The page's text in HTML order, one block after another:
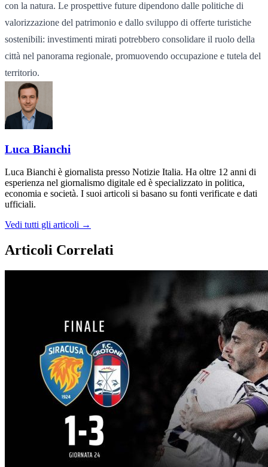
con la natura. Le prospettive future dipendono dalle politiche di
valorizzazione del patrimonio e dallo sviluppo di offerte turistiche
sostenibili: investimenti mirati potrebbero consolidare il ruolo della
città nel panorama regionale, promuovendo occupazione e tutela del
territorio.
Luca Bianchi
Luca Bianchi è giornalista presso Notizie Italia. Ha oltre 12 anni di
esperienza nel giornalismo digitale ed è specializzato in politica,
economia e società. I suoi articoli si basano su fonti verificate e dati
ufficiali.
Vedi tutti gli articoli →
Articoli Correlati